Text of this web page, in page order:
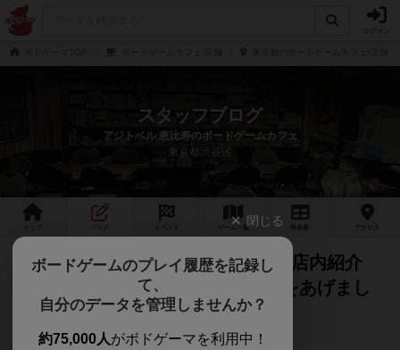
スタッフブログ
アジトベル 恵比寿のボードゲームカフェ
東京都渋谷区
ゲーム 一覧 料金 アクセス
【アジトベル】統合後の新1号店！店内紹介
【恵比寿のボードゲームカフェ】をあげまし
アジトベル です。
閉じる
ボードゲームのプレイ履歴を記録し
て、
自分のデータを管理しませんか？
約75,000人がボドゲーマを利用中！